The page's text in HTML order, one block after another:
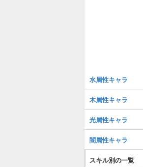
水属性キャラ
木属性キャラ
光属性キャラ
闇属性キャラ
スキル別の一覧